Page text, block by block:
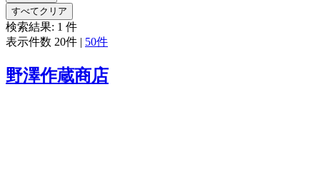
すべてクリア
検索結果: 1 件
表示件数 20件 | 50件
野澤作蔵商店